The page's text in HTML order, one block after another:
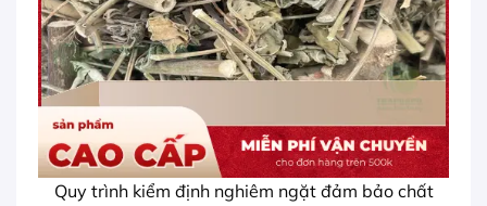
Quy trình kiểm định nghiêm ngặt đảm bảo chất